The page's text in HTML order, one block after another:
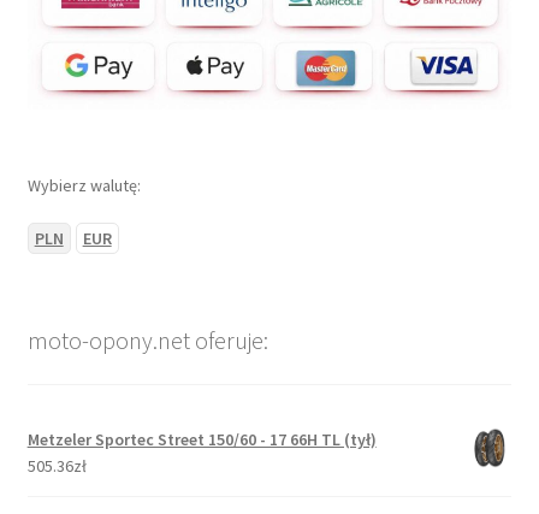
Wybierz walutę:
PLN EUR
moto-opony.net oferuje:
Metzeler Sportec Street 150/60 - 17 66H TL (tył)
505.36zł